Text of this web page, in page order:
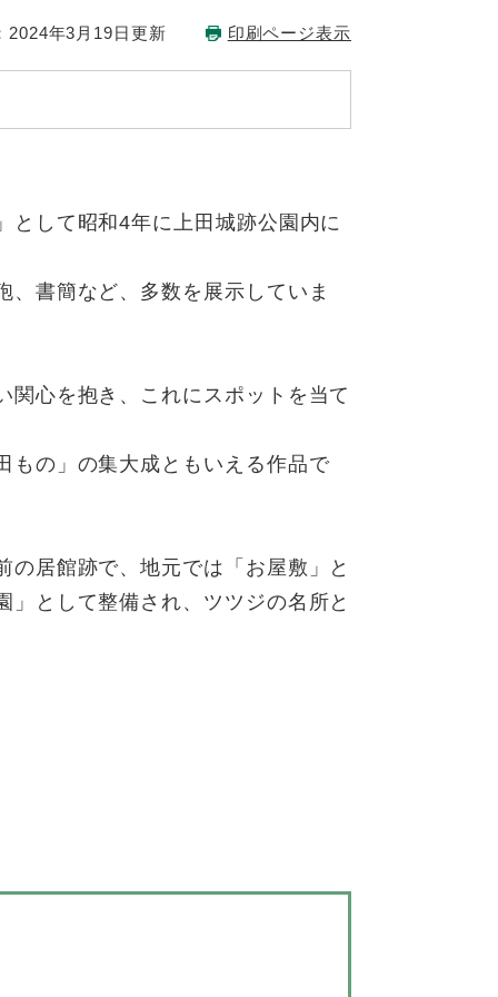
2024年3月19日更新 印刷ページ表示
として昭和4年に上田城跡公園内に
、書簡など、多数を展示していま
関心を抱き、これにスポットを当て
もの」の集大成ともいえる作品で
居館跡で、地元では「お屋敷」と
として整備され、ツツジの名所と